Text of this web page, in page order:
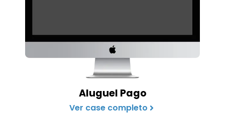
Aluguel Pago
Ver case completo